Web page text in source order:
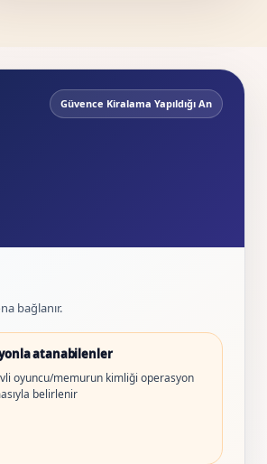
Güvence Kiralama Yapıldığı An
bağlanır.
atanabilenler
oyuncu/memurun kimliği operasyon
belirlenir